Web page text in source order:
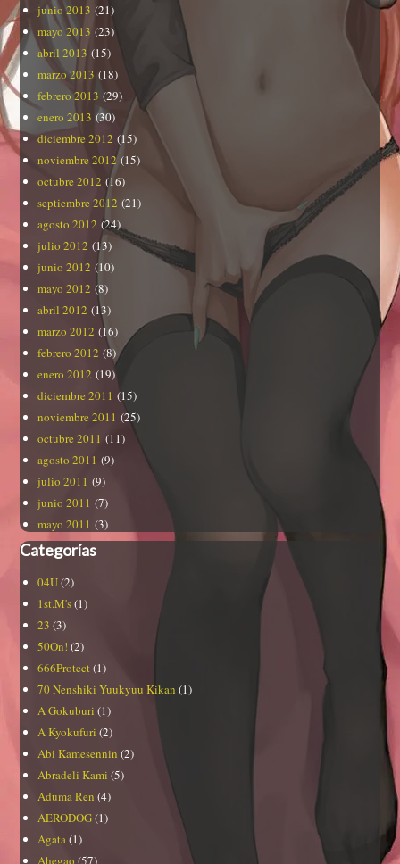
junio 2013 (21)
mayo 2013 (23)
abril 2013 (15)
marzo 2013 (18)
febrero 2013 (29)
enero 2013 (30)
diciembre 2012 (15)
noviembre 2012(15)
octubre 2012 (16)
septiembre 2012 (21)
agosto 2012 (24)
julio 2012 (13)
junio 2012 (10)
mayo 2012 (8)
abril 2012 (13)
marzo 2012 (16)
febrero 2012 (8)
enero 2012 (19)
diciembre 2011 (15)
noviembre 2011 (25)
octubre 2011 (11)
agosto 2011 (9)
julio 2011 (9)
junio 2011 (7)
mayo 2011 (3)
Categorías
04U(2)
1st.M's(1)
23 (3)
50On! (2)
666Protect (1)
70 Nenshiki Yuukyuu Kikan (1)
A Gokuburi (1)
A Kyokufuri (2)
Abi Kamesennin (2)
Abradeli Kami (5)
Aduma Ren (4)
AERODOG(1)
Agata(1)
Ahegao (57)